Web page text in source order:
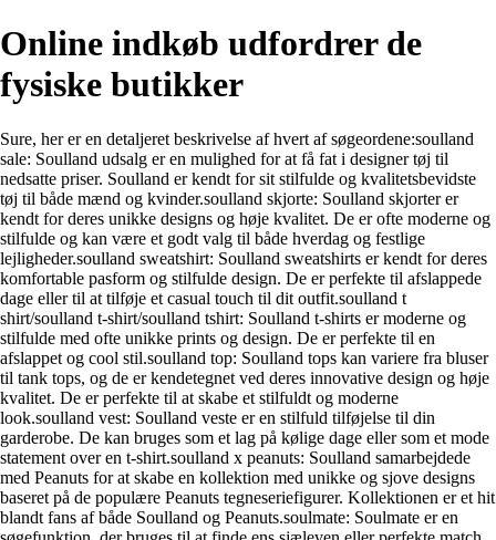
Online indkøb udfordrer de
fysiske butikker
Sure, her er en detaljeret beskrivelse af hvert af søgeordene:soulland
sale: Soulland udsalg er en mulighed for at få fat i designer tøj til
nedsatte priser. Soulland er kendt for sit stilfulde og kvalitetsbevidste
tøj til både mænd og kvinder.soulland skjorte: Soulland skjorter er
kendt for deres unikke designs og høje kvalitet. De er ofte moderne og
stilfulde og kan være et godt valg til både hverdag og festlige
lejligheder.soulland sweatshirt: Soulland sweatshirts er kendt for deres
komfortable pasform og stilfulde design. De er perfekte til afslappede
dage eller til at tilføje et casual touch til dit outfit.soulland t
shirt/soulland t-shirt/soulland tshirt: Soulland t-shirts er moderne og
stilfulde med ofte unikke prints og design. De er perfekte til en
afslappet og cool stil.soulland top: Soulland tops kan variere fra bluser
til tank tops, og de er kendetegnet ved deres innovative design og høje
kvalitet. De er perfekte til at skabe et stilfuldt og moderne
look.soulland vest: Soulland veste er en stilfuld tilføjelse til din
garderobe. De kan bruges som et lag på kølige dage eller som et mode
statement over en t-shirt.soulland x peanuts: Soulland samarbejdede
med Peanuts for at skabe en kollektion med unikke og sjove designs
baseret på de populære Peanuts tegneseriefigurer. Kollektionen er et hit
blandt fans af både Soulland og Peanuts.soulmate: Soulmate er en